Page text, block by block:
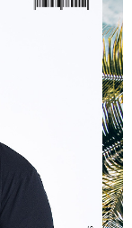
顯示為準，若有關於
繫「AFTEE先享後付
home
後付」服務完成之交
相關給付款項請求債
同意方可使用
本公司不負相關責